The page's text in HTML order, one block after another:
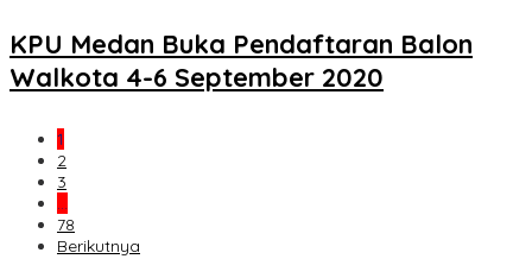
KPU Medan Buka Pendaftaran Balon
Walkota 4-6 September 2020
1
2
3
…
78
Berikutnya